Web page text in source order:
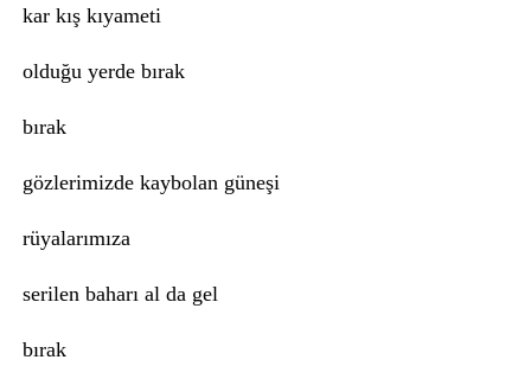
kar kış kıyameti
olduğu yerde bırak
bırak
gözlerimizde kaybolan güneşi
rüyalarımıza
serilen baharı al da gel
bırak